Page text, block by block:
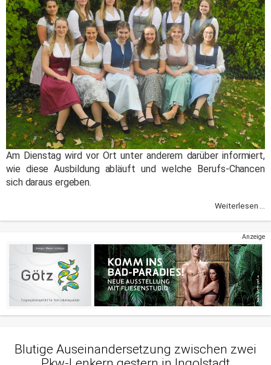
Am Dienstag wird vor Ort unter anderem darüber informiert,
wie diese Ausbildung abläuft und welche Berufs-Chancen
sich daraus ergeben.
Weiterlesen ...
Anzeige
Blutige Auseinandersetzung zwischen zwei